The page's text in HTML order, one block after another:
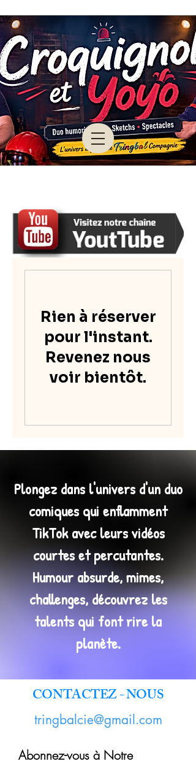
Rien à réserver
pour l'instant.
Revenez nous
voir bientôt.
Plongez dans l'univers d'un duo
comiques qui enflamment
TikTok avec leurs vidéos
courtes et percutantes.
Humour absurde, mimes,
challenges, découvrez les
talents qui font rire la
planète.
CONTACTEZ - NOUS
tringbalcie@gmail.com
Abonnez-vous à Notre